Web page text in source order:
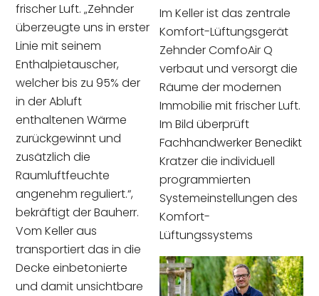
Im Keller ist das zentrale
Komfort-Lüftungsgerät
Zehnder ComfoAir Q
verbaut und versorgt die
Räume der modernen
Immobilie mit frischer Luft.
Im Bild überprüft
Fachhandwerker Benedikt
Kratzer die individuell
programmierten
Systemeinstellungen des
Komfort-
Lüftungssystems
frischer Luft. „Zehnder
überzeugte uns in erster
Linie mit seinem
Enthalpietauscher,
welcher bis zu 95% der
in der Abluft
enthaltenen Wärme
zurückgewinnt und
zusätzlich die
Raumluftfeuchte
angenehm reguliert.“,
bekräftigt der Bauherr.
Vom Keller aus
transportiert das in die
Decke einbetonierte
und damit unsichtbare